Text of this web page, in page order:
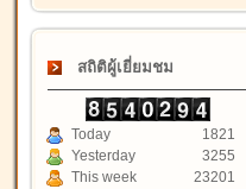
สถิติผู้เยี่ยมชม
Today
1821
Yesterday
3255
This week
23201